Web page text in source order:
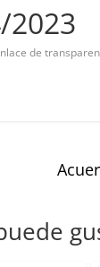
2023
de